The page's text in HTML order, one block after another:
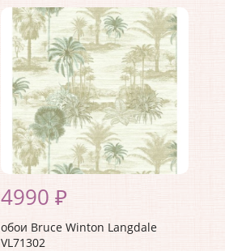
4990 ₽
обои Bruce Winton Langdale
VL71302